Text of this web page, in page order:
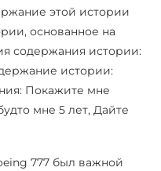
этой истории
основанное на
содержания истории:
истории:
Покажите мне
мне 5 лет, Дайте
777 был важной